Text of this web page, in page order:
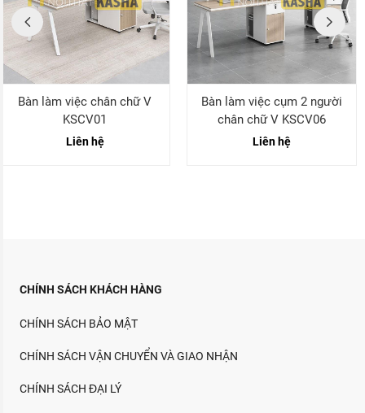
Bàn làm việc cụm 2 người
chân chữ V KSCV06
Liên hệ
Bàn làm việc cụm 4 người
chân chữ V KSCV07
Liên hệ
CHÍNH SÁCH KHÁCH HÀNG
CHÍNH SÁCH BẢO MẬT
CHÍNH SÁCH VẬN CHUYỂN VÀ GIAO NHẬN
CHÍNH SÁCH ĐẠI LÝ